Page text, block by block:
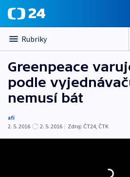
Rubriky
Greenpeace
podle
nemusí bát
afi
2. 5. 2016
2. 5. 2016 | Zdroj: ČT24, ČTK